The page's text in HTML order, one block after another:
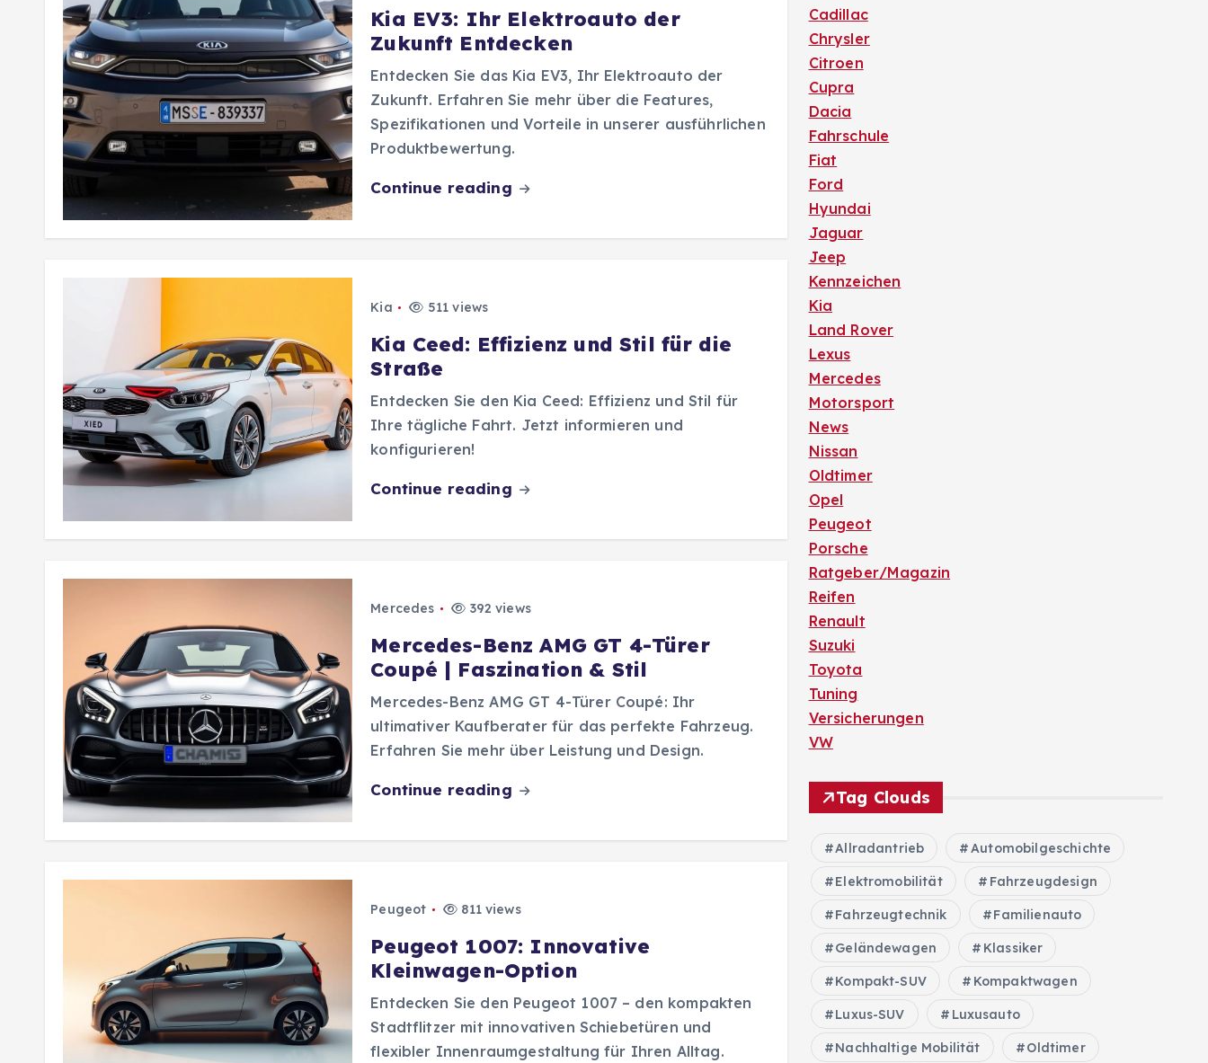
Kia EV3: Ihr Elektroauto der
Zukunft Entdecken
Entdecken Sie das Kia EV3, Ihr Elektroauto der
Zukunft. Erfahren Sie mehr über die Features,
Spezifikationen und Vorteile in unserer ausführlichen
Produktbewertung.
Continue reading
Kia 511 views
Kia Ceed: Effizienz und Stil für die
Straße
Entdecken Sie den Kia Ceed: Effizienz und Stil für
Ihre tägliche Fahrt. Jetzt informieren und
konfigurieren!
Continue reading
Mercedes 392 views
Mercedes-Benz AMG GT 4-Türer
Coupé | Faszination & Stil
Mercedes-Benz AMG GT 4-Türer Coupé: Ihr
ultimativer Kaufberater für das perfekte Fahrzeug.
Erfahren Sie mehr über Leistung und Design.
Continue reading
Peugeot 811 views
Peugeot 1007: Innovative
Kleinwagen-Option
Entdecken Sie den Peugeot 1007 – den kompakten
Stadtflitzer mit innovativen Schiebetüren und
flexibler Innenraumgestaltung für Ihren Alltag.
Cadillac
Chrysler
Citroen
Cupra
Dacia
Fahrschule
Fiat
Ford
Hyundai
Jaguar
Jeep
Kennzeichen
Kia
Land Rover
Lexus
Mercedes
Motorsport
News
Nissan
Oldtimer
Opel
Peugeot
Porsche
Ratgeber/Magazin
Reifen
Renault
Suzuki
Toyota
Tuning
Versicherungen
VW
Tag Clouds
Allradantrieb Automobilgeschichte
Elektromobilität Fahrzeugdesign
Fahrzeugtechnik Familienauto
Geländewagen Klassiker
Kompakt-SUV Kompaktwagen
Luxus-SUV Luxusauto
Nachhaltige Mobilität Oldtimer